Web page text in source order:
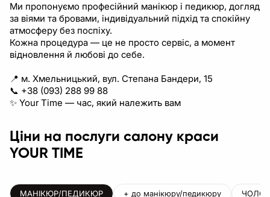
Ми пропонуємо професійний манікюр і педикюр, догляд
за віями та бровами, індивідуальний підхід та спокійну
атмосферу без поспіху.
Кожна процедура — це не просто сервіс, а момент
відновлення й любові до себе.
📍 м. Хмельницький, вул. Степана Бандери, 15
📞 +38 (093) 288 99 88
✨ Your Time — час, який належить вам
Ціни на послуги салону краси
YOUR TIME
МАНІКЮР/ПЕДИКЮР + до манікюру/педикюру